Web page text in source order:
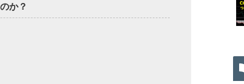
か？